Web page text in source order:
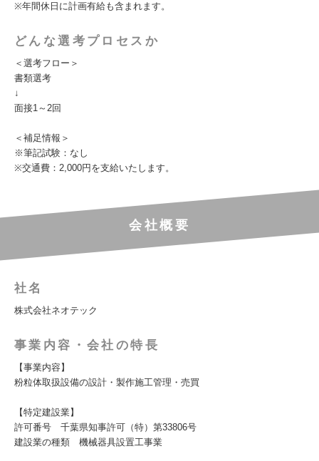
※年間休日に計画有給も含まれます。
どんな選考プロセスか
＜選考フロー＞
書類選考
↓
面接1～2回
＜補足情報＞
※筆記試験：なし
※交通費：2,000円を支給いたします。
会社概要
社名
株式会社ネオテック
事業内容・会社の特長
【事業内容】
粉粒体取扱設備の設計・製作施工管理・売買
【特定建設業】
許可番号 千葉県知事許可（特）第33806号
建設業の種類 機械器具設置工事業